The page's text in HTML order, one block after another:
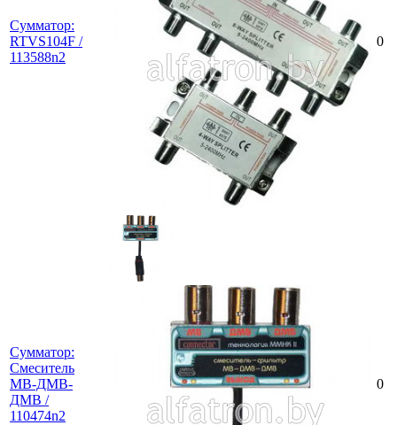
Сумматор:
RTVS104F /
113588n2
0
Сумматор:
Смеситель
МВ-ДМВ-
ДМВ /
110474n2
0